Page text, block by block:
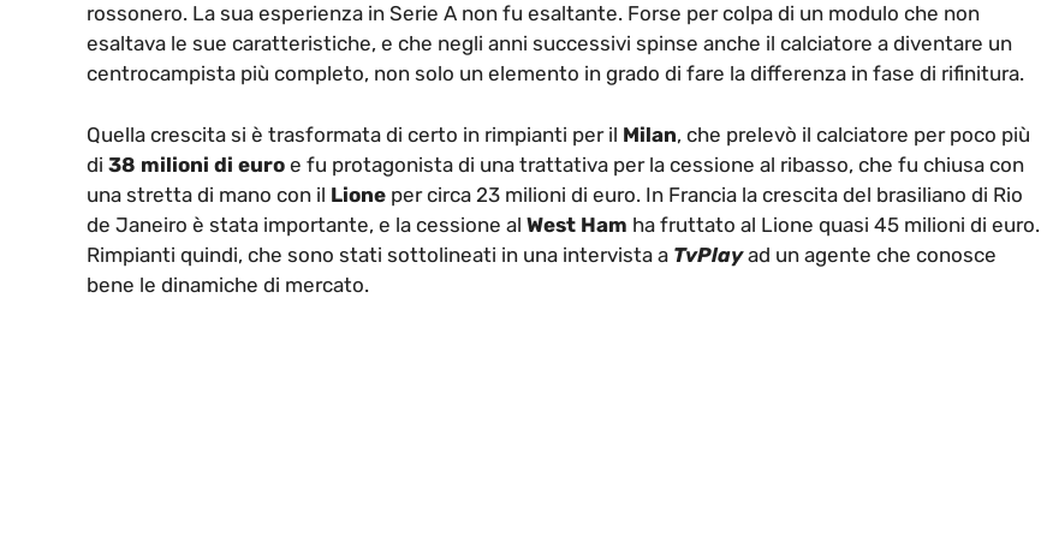
rossonero. La sua esperienza in Serie A non fu esaltante. Forse per colpa di un modulo che non
esaltava le sue caratteristiche, e che negli anni successivi spinse anche il calciatore a diventare un
centrocampista più completo, non solo un elemento in grado di fare la differenza in fase di rifinitura.
Quella crescita si è trasformata di certo in rimpianti per il Milan, che prelevò il calciatore per poco più
di 38 milioni di euro e fu protagonista di una trattativa per la cessione al ribasso, che fu chiusa con
una stretta di mano con il Lione per circa 23 milioni di euro. In Francia la crescita del brasiliano di Rio
de Janeiro è stata importante, e la cessione al West Ham ha fruttato al Lione quasi 45 milioni di euro.
Rimpianti quindi, che sono stati sottolineati in una intervista a TvPlay ad un agente che conosce
bene le dinamiche di mercato.